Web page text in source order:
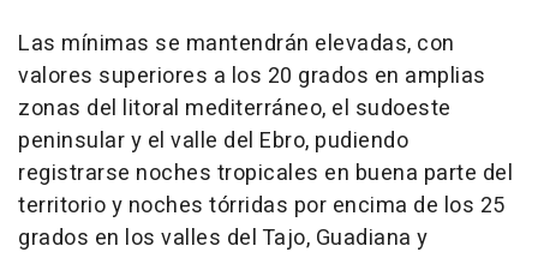
Las mínimas se mantendrán elevadas, con
valores superiores a los 20 grados en amplias
zonas del litoral mediterráneo, el sudoeste
peninsular y el valle del Ebro, pudiendo
registrarse noches tropicales en buena parte del
territorio y noches tórridas por encima de los 25
grados en los valles del Tajo, Guadiana y